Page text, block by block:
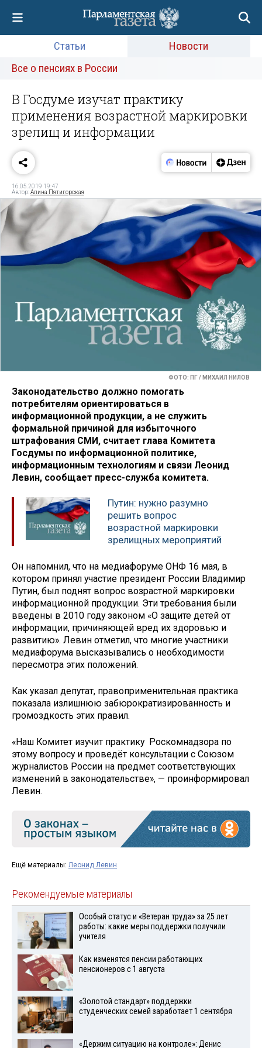
Статьи
Новости
Все о пенсиях в России
В Госдуме изучат практику
применения возрастной маркировки
зрелищ и информации
16.05.2019 19:47
Автор:Алина Пятигорская
ФОТО: ПГ / МИХАИЛ НИЛОВ
Законодательство должно помогать
потребителям ориентироваться в
информационной продукции, а не служить
формальной причиной для избыточного
штрафования СМИ, считает глава Комитета
Госдумы по информационной политике,
информационным технологиям и связи Леонид
Левин, сообщает пресс-служба комитета.
Путин: нужно разумно
решить вопрос
возрастной маркировки
зрелищных мероприятий
Он напомнил, что на медиафоруме ОНФ 16 мая, в
котором принял участие президент России Владимир
Путин, был поднят вопрос возрастной маркировки
информационной продукции. Эти требования были
введены в 2010 году законом «О защите детей от
информации, причиняющей вред их здоровью и
развитию». Левин отметил, что многие участники
медиафорума высказывались о необходимости
пересмотра этих положений.
Как указал депутат, правоприменительная практика
показала излишнюю забюрократизированность и
громоздкость этих правил.
«Наш Комитет изучит практику Роскомнадзора по
этому вопросу и проведёт консультации с Союзом
журналистов России на предмет соответствующих
изменений в законодательстве», — проинформировал
Левин.
Ещё материалы: Леонид Левин
Рекомендуемые материалы
Особый статус и «Ветеран труда» за 25 лет
работы: какие меры поддержки получили
учителя
Как изменятся пенсии работающих
пенсионеров с 1 августа
«Золотой стандарт» поддержки
студенческих семей заработает 1 сентября
«Держим ситуацию на контроле»: Денис